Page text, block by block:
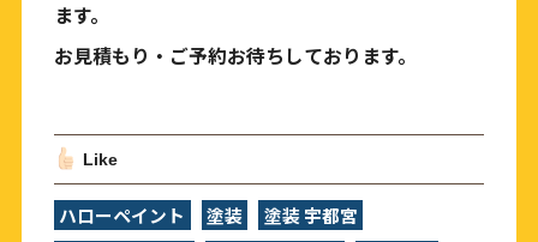
ます。
お見積もり・ご予約お待ちしております。
Like
ハローペイント 塗装
塗装 宇都宮